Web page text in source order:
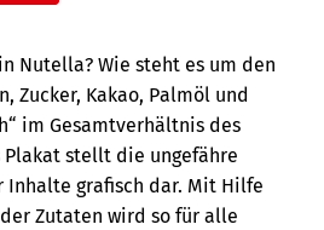
Nutella? Wie steht es um den
Zucker, Kakao, Palmöl und
im Gesamtverhältnis des
Plakat stellt die ungefähre
Inhalte grafisch dar. Mit Hilfe
Zutaten wird so für alle